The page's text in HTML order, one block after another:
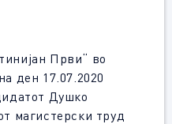
Први“ во
ден 17.07.2020
Душко
магистерски труд